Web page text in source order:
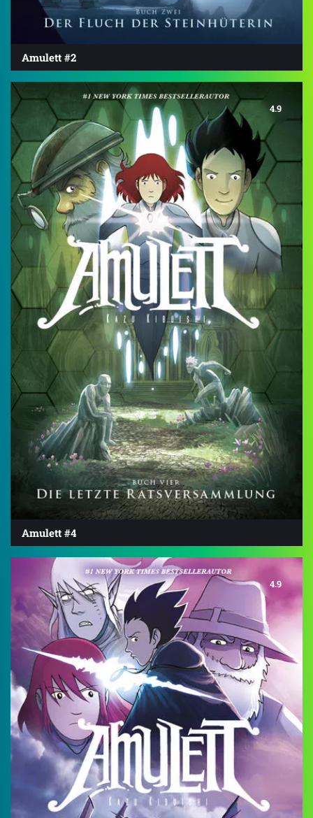
Amulett #2
4.9
Amulett #4
4.9